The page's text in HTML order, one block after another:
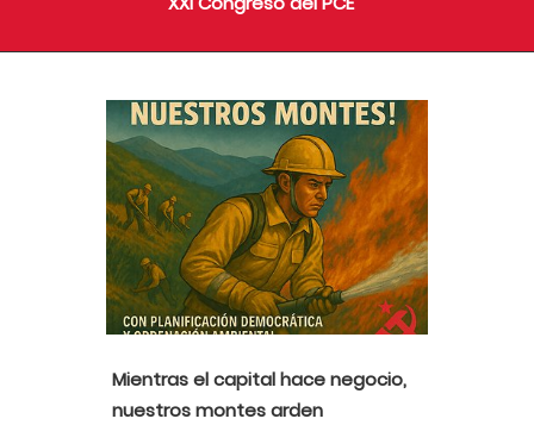
Mientras el capital hace negocio,
nuestros montes arden